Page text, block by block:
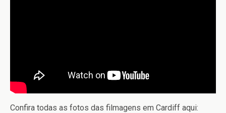
Confira todas as fotos das filmagens em Cardiff aqui: